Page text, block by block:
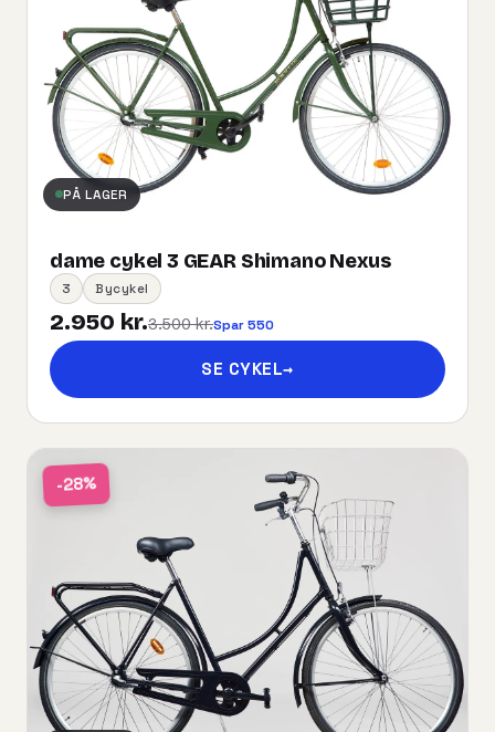
PÅ LAGER
dame cykel 3 GEAR Shimano Nexus
3 Bycykel
2.950 kr.3.500 kr.Spar 550
SE CYKEL→
-28%